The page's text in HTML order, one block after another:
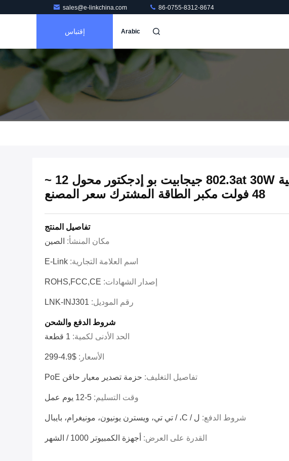
sales@e-linkchina.com 86-0755-8312-8674
Arabic إقتباس
دين ريل الصناعية 802.3at 30W جيجابيت بو إدجكتور محول 12 ~
48 فولت مكبر الطاقة المشترك سعر المصنع
تفاصيل المنتج
مكان المنشأ: الصين
اسم العلامة التجارية: E-Link
إصدار الشهادات: ROHS,FCC,CE
رقم الموديل: LNK-INJ301
شروط الدفع والشحن
الحد الأدنى لكمية: 1 قطعة
الأسعار: $4.9-299
تفاصيل التغليف: حزمة تصدير معيار حاقن PoE
وقت التسليم: 5-12 يوم عمل
شروط الدفع: ل / C، / تي تي، ويسترن يونيون، مونيغرام، بايبال
القدرة على العرض: أجهزة الكمبيوتر 1000 / الشهر